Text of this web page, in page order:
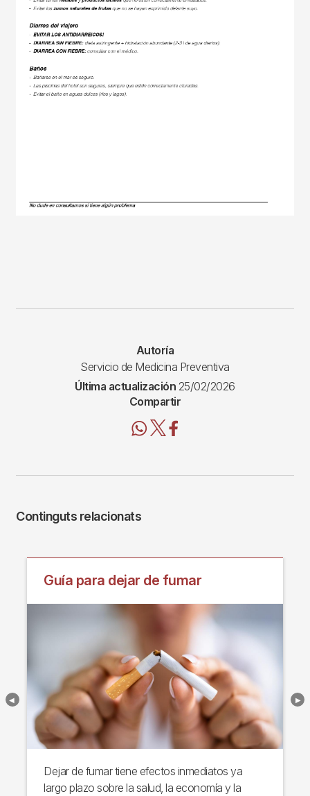
Autoría
Servicio de Medicina Preventiva
Última actualización 25/02/2026
Compartir
Continguts relacionats
Guía para dejar de fumar
Dejar de fumar tiene efectos inmediatos ya
largo plazo sobre la salud, la economía y la